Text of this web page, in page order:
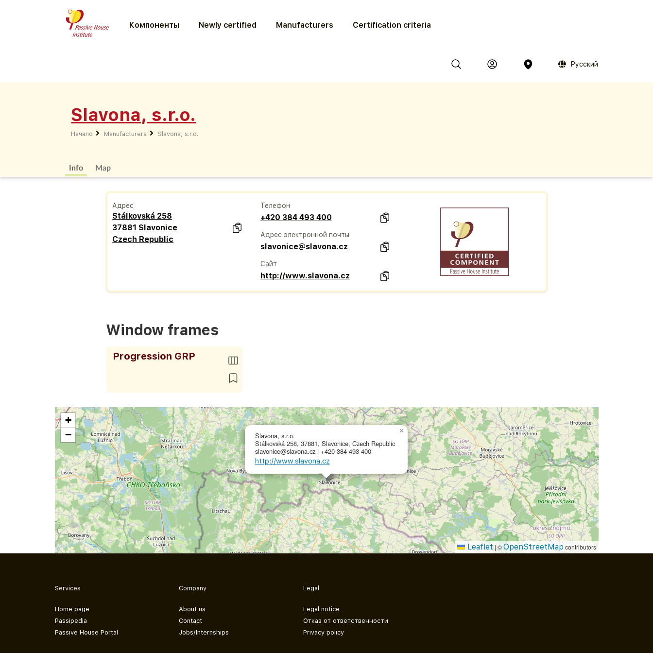
Компоненты Newly certified Manufacturers Certification criteria
Русский
Slavona, s.r.o.
Начало Manufacturers Slavona, s.r.o.
Info Map
Адрес
Stálkovská 258
37881 Slavonice
Czech Republic
Телефон
+420 384 493 400
Адрес электронной почты
slavonice@slavona.cz
Сайт
http://www.slavona.cz
Window frames
Progression GRP
Slavona, s.r.o.
Stálkovská 258, 37881, Slavonice, Czech Republic
slavonice@slavona.cz | +420 384 493 400
http://www.slavona.cz
×
+
−
Leaflet | ©OpenStreetMap contributors
Services
Home page
Passipedia
Passive House Portal
Company
About us
Contact
Jobs/Internships
Legal
Legal notice
Отказ от ответственности
Privacy policy